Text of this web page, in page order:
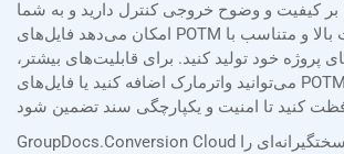
بر کیفیت و وضوح خروجی کنترل دارید و به شما
امکان می‌دهد فایل‌های POTM با کیفیت بالا و متناسب با
پروژه خود تولید کنید. برای قابلیت‌های بیشتر،
می‌توانید واترمارک اضافه کنید یا فایل‌های POTM خود را با رمز عبور
GroupDocs.Conversion Cloud اقدامات امنیتی سختگیرانه‌ای را